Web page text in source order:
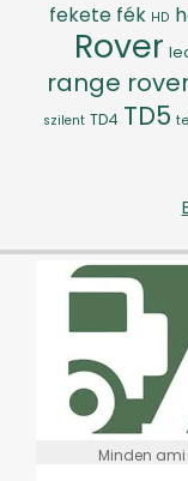
fekete fék HD
Rover
range
szilent TD4 TD5
Minden ami